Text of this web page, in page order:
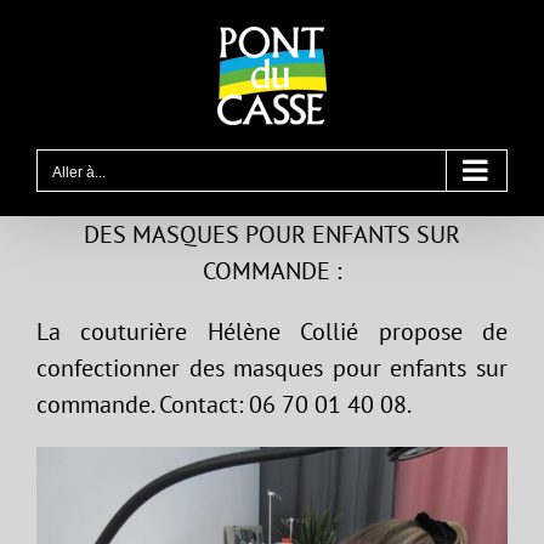
Aller à...
DES MASQUES POUR ENFANTS SUR
COMMANDE :
La couturière Hélène Collié propose de
confectionner des masques pour enfants sur
commande. Contact: 06 70 01 40 08.